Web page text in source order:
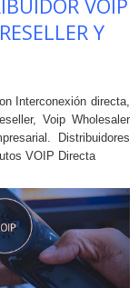
Y
Interconexión directa,
Voip Wholesaler
Distribuidores
VOIP Directa